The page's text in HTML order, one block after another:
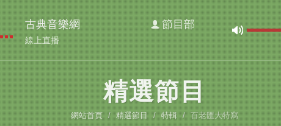
古典音樂網 節目部
線上直播